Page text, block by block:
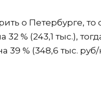
о Петербурге, то
32 % (243,1 тыс.),
39 % (348,6 тыс. руб/